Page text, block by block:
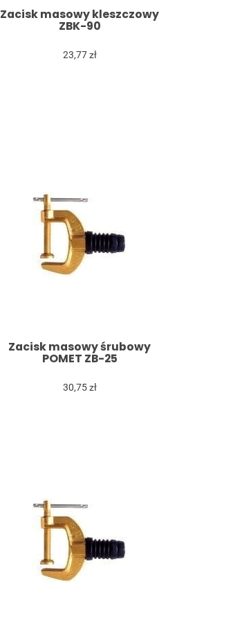
Zacisk masowy kleszczowy
ZBK-90
23,77 zł
Zacisk masowy śrubowy
POMET ZB-25
30,75 zł